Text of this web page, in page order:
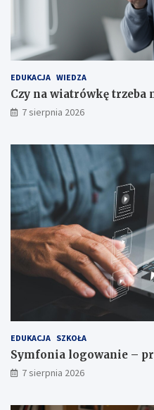
e
n
c
j
e
EDUKACJA WIEDZA
Czy na wiatrówkę trzeba
7 sierpnia 2026
EDUKACJA SZKOŁA
Symfonia logowanie –
7 sierpnia 2026